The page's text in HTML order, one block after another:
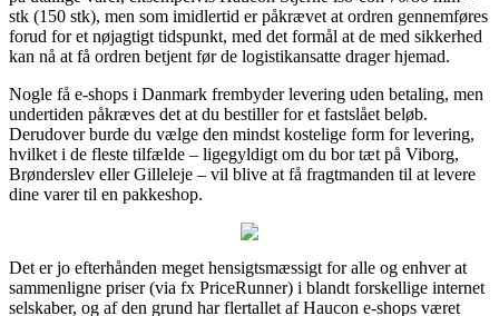
stk (150 stk), men som imidlertid er påkrævet at ordren gennemføres
forud for et nøjagtigt tidspunkt, med det formål at de med sikkerhed
kan nå at få ordren betjent før de logistikansatte drager hjemad.
Nogle få e-shops i Danmark frembyder levering uden betaling, men
undertiden påkræves det at du bestiller for et fastslået beløb.
Derudover burde du vælge den mindst kostelige form for levering,
hvilket i de fleste tilfælde – ligegyldigt om du bor tæt på Viborg,
Brønderslev eller Gilleleje – vil blive at få fragtmanden til at levere
dine varer til en pakkeshop.
Det er jo efterhånden meget hensigtsmæssigt for alle og enhver at
sammenligne priser (via fx PriceRunner) i blandt forskellige internet
selskaber, og af den grund har flertallet af Haucon e-shops været